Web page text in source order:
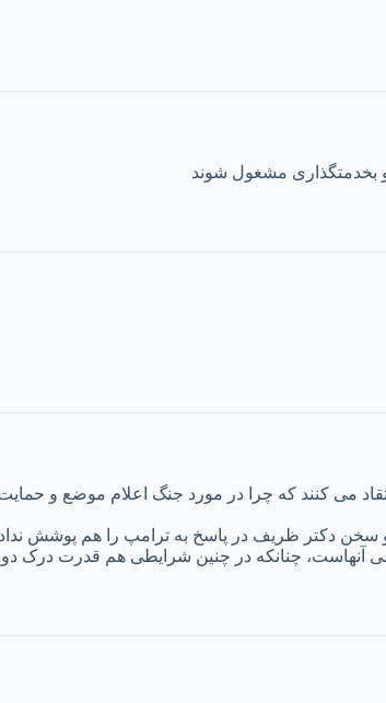
بخدمتگذاری مشغول شوند
می کنند که چرا در مورد جنگ اعلام موضع و
و سخن دکتر ظریف در پاسخ به ترامپ را هم پوشش
آنهاست، چنانکه در چنین شرایطی هم قدرت درک